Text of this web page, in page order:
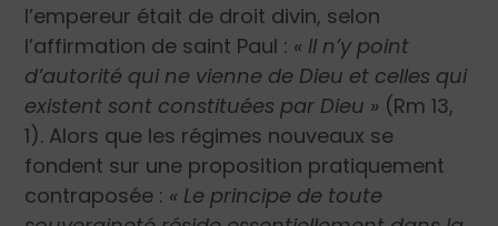
l’empereur était de droit divin, selon
l’affirmation de saint Paul : « Il n’y point
d’autorité qui ne vienne de Dieu et celles qui
existent sont constituées par Dieu » (Rm 13,
1). Alors que les régimes nouveaux se
fondent sur une proposition pratiquement
contraposée : « Le principe de toute